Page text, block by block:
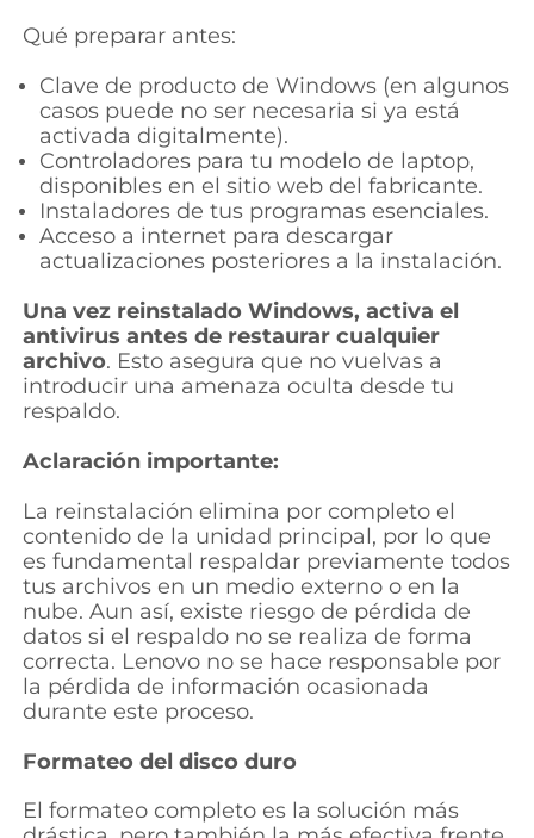
Qué preparar antes:
Clave de producto de Windows (en algunos
casos puede no ser necesaria si ya está
activada digitalmente).
Controladores para tu modelo de laptop,
disponibles en el sitio web del fabricante.
Instaladores de tus programas esenciales.
Acceso a internet para descargar
actualizaciones posteriores a la instalación.
Una vez reinstalado Windows, activa el
antivirus antes de restaurar cualquier
archivo. Esto asegura que no vuelvas a
introducir una amenaza oculta desde tu
respaldo.
Aclaración importante:
La reinstalación elimina por completo el
contenido de la unidad principal, por lo que
es fundamental respaldar previamente todos
tus archivos en un medio externo o en la
nube. Aun así, existe riesgo de pérdida de
datos si el respaldo no se realiza de forma
correcta. Lenovo no se hace responsable por
la pérdida de información ocasionada
durante este proceso.
Formateo del disco duro
El formateo completo es la solución más